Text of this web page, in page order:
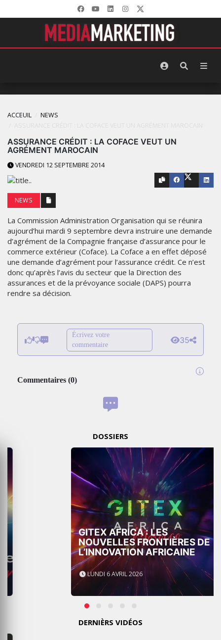
ACCEUIL
NEWS
ASSURANCE CRÉDIT : LA COFACE VEUT UN
AGRÉMENT MAROCAIN
VENDREDI 12 SEPTEMBRE 2014
NEWS
La Commission Administration Organisation qui se réunira
aujourd’hui mardi 9 septembre devra instruire une demande
d’agrément de la Compagnie française d’assurance pour le
commerce extérieur (Coface). La Coface a en effet déposé
une demande d’agrément pour l’assurance crédit. Ce n’est
donc qu’après l’avis du secteur que la Direction des
assurances et de la prévoyance sociale (DAPS) pourra
rendre sa décision.
Écrivez votre
commentaire
35
Commentaires (0)
DOSSIERS
GITEX AFRICA : LES
NOUVELLES FRONTIÈRES DE
L’INNOVATION AFRICAINE
LUNDI 6 AVRIL 2026
DERNIÈRS VIDÉOS